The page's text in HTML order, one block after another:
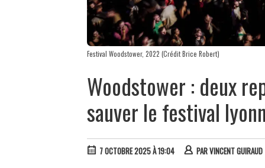
Festival Woodstower, 2022 (Crédit Brice Robert)
Woodstower : deux
sauver le festival
7 OCTOBRE 2025 À 19:04 PARVINCENT GUIRAUD